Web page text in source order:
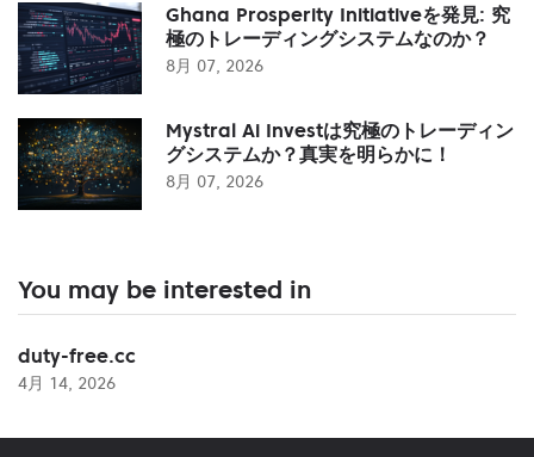
Ghana Prosperity Initiativeを発見: 究
極のトレーディングシステムなのか？
8月 07, 2026
Mystral Ai Investは究極のトレーディン
グシステムか？真実を明らかに！
8月 07, 2026
You may be interested in
duty-free.cc
4月 14, 2026